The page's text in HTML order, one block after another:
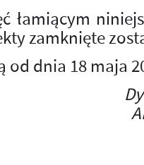
łamiącym
zamknięte
dnia 18 maja